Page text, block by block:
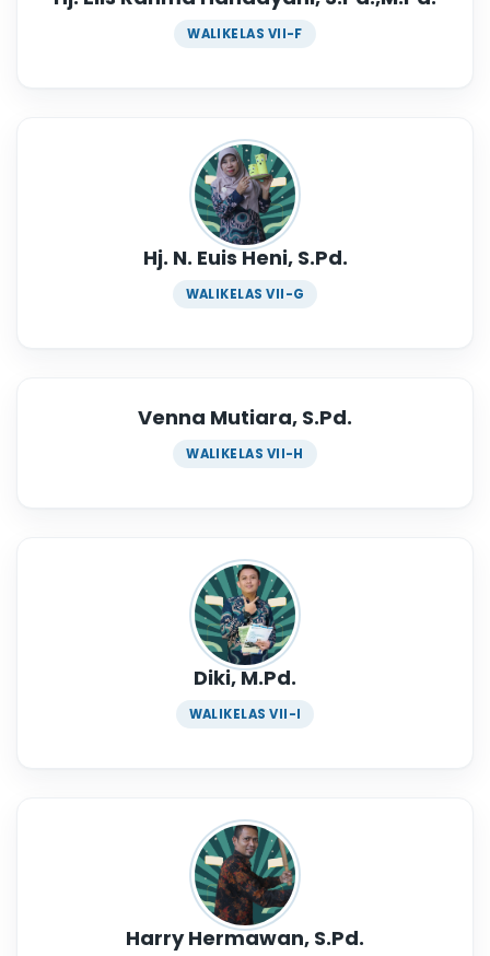
WALIKELAS VII-F
Hj. N. Euis Heni, S.Pd.
WALIKELAS VII-G
Venna Mutiara, S.Pd.
WALIKELAS VII-H
Diki, M.Pd.
WALIKELAS VII-I
Harry Hermawan, S.Pd.